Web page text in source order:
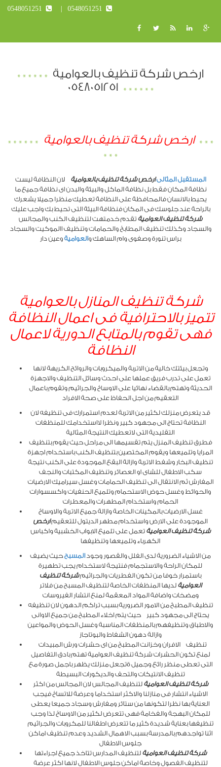
ارخص شركة تنظيف بالعوامية
0548051251
ارخص شركة تنظيف بالعوامية
المستقبل المثالىارخص شركة تنظيف بالعوامية لان النظافة ليست
نظافة المكان فقط بل نظافة الماكل والبيئة والبدن اى نظافة جميع ما
يحيط بالانسان فالمحافظة على النظافة تعطيك منظرا جميلا يشعرك
بالراحة عند جلوسك فى المكان فنظافة البيئة التى تحيط بك واجب عليك
شركة تنظيف العوامية تقدم خدمتهت لتنظيف الكنب والمجالس
والسجاد وكذلك تنظيف المطابخ والحمامات وتنظيف االموكيت والسجاد
براس تنورة وصفوى وام الساهك والعواميةوعين دار
شركة تنظيف المنازل بالعوامية
تتميز بالاحترافية فى اعمال النظافة
فهى تقوم بالمتابع الدورية لاعمال
النظافة
وتجعل بيئتك خالية من الاتربة والميكروبات والروائح الكريهة لانها
تعمل على تدرب فريق عملها على احدث وسائل التنظيف والاجهزة
الحديثة وتهتم بالقضاء نهائيا على الاوساخ والجراثيم وتقوم باعمال
التعقيم من اجل الحفاظ على صحة الافراد
قد يتعرض منزلك لكثير من الاتربة لعدم استمرارك فى تنظيفه لان
النظافة تحتاج الى مجهود كبير ونظرا لااستخدامك للمنظفات
التقليدية التى لاتعطيك النتيجة المثالية
فطرق تنظيف المنزل يتم تقسيمها الى مراحل حيث يقوم بتنظيف
المرايا وتلميعها ويقوم المختصين بتنظيف الكنب باستخدام اجهزة
تنظيف البخار وشفط الاتربة وازالة البقع الموجودة على الكنب نتيجة
سكب الاطفال للشاى او العصائر وتنظيف المكتبات والنجف
المفارش ثم الانتقال الى تنظيف الحمامات وغسل سيراميك الارضيات
والحوائط وغسل حوض الاستحمام وتلميع الحنفيات واكسسوارات
الحمام واستخدام المطهرات والمعطرات
غسل الارضيات بالمكينات الخاصة وازالة جميع الاتربة والاوساخ
الموجودة على الارض واستخدام مطهر الديتول للتعقيمارخص
شركة تنظيف العوامية تعمل على تلميع الابواب الخشبية واكباس
الكهرباء وتلميعها وتنظيفها
من الاشياء الضرورية لدى الفلل والقصور وجود المسبححيث يضيف
للمكان الراحة والاستجمام فنتيجة لاستخدام يجب تطهيرة
باستمرار خوفا من تكون الفطريات والجراثيمشركة تنظيف
العوامية لديها المنظفات الخاصة لتنظيف المسبح من فلاتر
ومضخات واضافة المواد المعقمة لمنع انتشار الفيروسات
تنظيف المطبخ من الامور الضرورية بسبب تراكم الدهون لان تنظيفه
يحتاج الى مجهود كبير حيث يتم اخلاء المطبخ من جميع الاوانى
والاطباق وتنظيفهم بالمنظفات المناسبة وغسل الحوض والمواعين
وازالة دهون الشفاط والبوتاجاز
لمنع تكون الحشرات شركة تنظيف العوامية تهتم بادق التفاصيل
التى تعطى منظر رائع وجميل ةتجعل منزلك يظهر باجمل صورة مع
تنظيف الانتيكات والتحف والديكورات البسيطة
شركة تنظيف العوامية لتنظيف المجالس لان المجالس من اكثر
الاشياء انتشار فى منازلنا والاكثر استخداما وعرضة للاتساخ فيجب
العناية بها نظرا لتكونها من ستائر ومفارش وسجاد جميعا يعطى
للمكان البهجة والفخامة فهى تتعرض لكثير من الاوساخ لذا وجب
تنظيفها بعناية شديدة كثير ما تتعرض اطفالنا للمكروبات والجراثيم
اثنا تواجدهم بالمدرسة بسبب الاهمال الشديد وعدم تنظيف اماكن
جلوس الاطفال
شركة تنظيف العوامية لتنظيف المدارس تتاخذ جميع اجراءتها
لتنظيف الفصول وخاصة اماكن جلوس الاطفال لانها اكثر عرضة